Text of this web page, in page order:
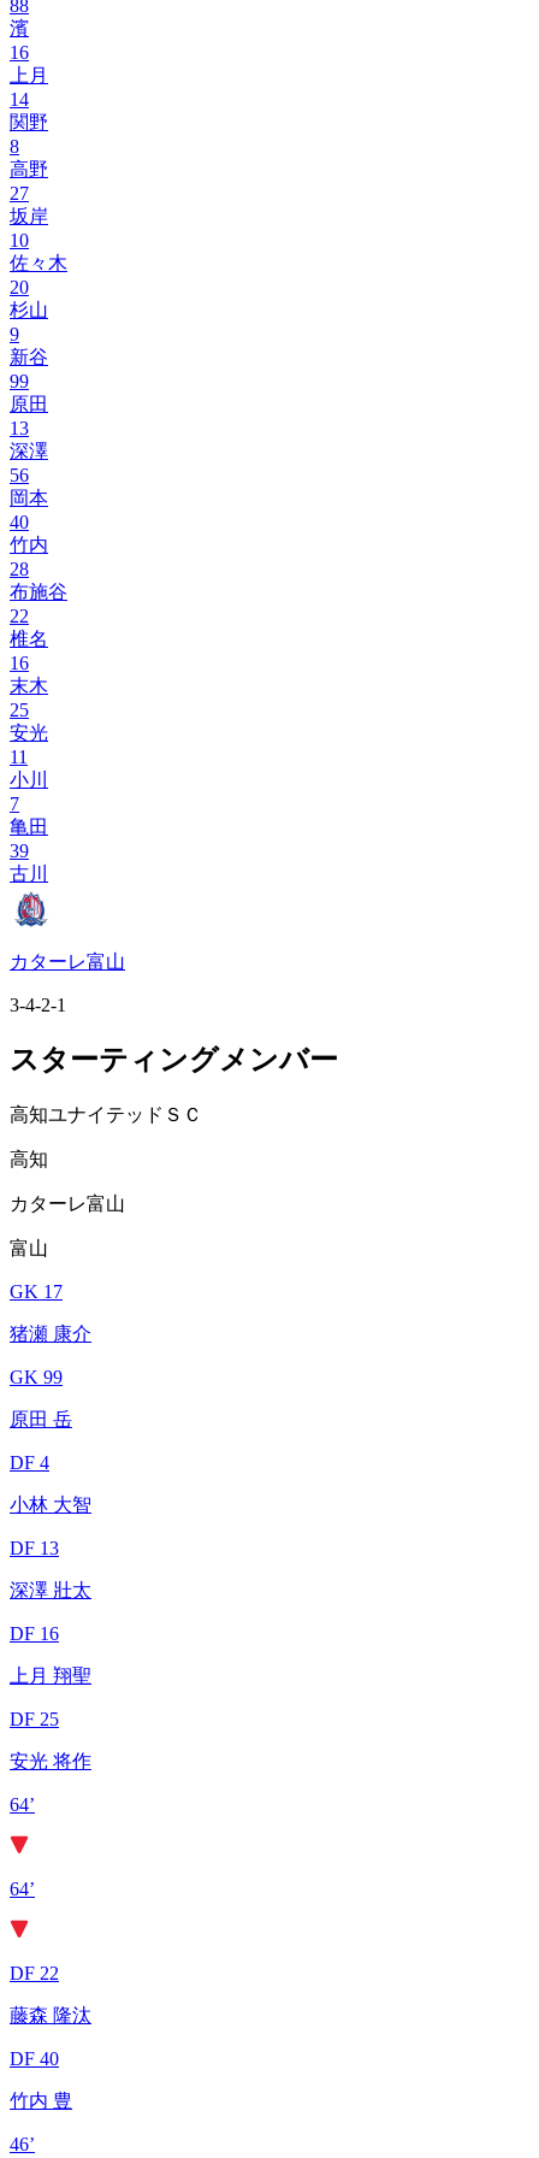
88
濱
16
上月
14
関野
8
高野
27
坂岸
10
佐々木
20
杉山
9
新谷
99
原田
13
深澤
56
岡本
40
竹内
28
布施谷
22
椎名
16
末木
25
安光
11
小川
7
亀田
39
古川
カターレ富山
3-4-2-1
スターティングメンバー
高知ユナイテッドＳＣ
高知
カターレ富山
富山
GK 17
猪瀬 康介
GK 99
原田 岳
DF 4
小林 大智
DF 13
深澤 壯太
DF 16
上月 翔聖
DF 25
安光 将作
64’
64’
DF 22
藤森 隆汰
DF 40
竹内 豊
46’